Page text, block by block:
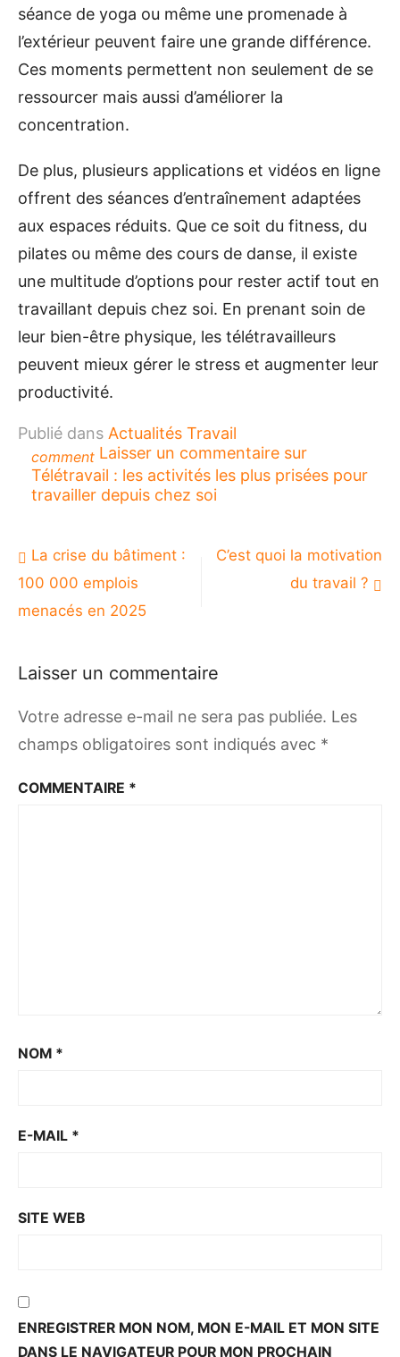
séance de yoga ou même une promenade à
l’extérieur peuvent faire une grande différence.
Ces moments permettent non seulement de se
ressourcer mais aussi d’améliorer la
concentration.
De plus, plusieurs applications et vidéos en ligne
offrent des séances d’entraînement adaptées
aux espaces réduits. Que ce soit du fitness, du
pilates ou même des cours de danse, il existe
une multitude d’options pour rester actif tout en
travaillant depuis chez soi. En prenant soin de
leur bien-être physique, les télétravailleurs
peuvent mieux gérer le stress et augmenter leur
productivité.
Publié dans Actualités Travail
comment Laisser un commentaire sur
Télétravail : les activités les plus prisées pour
travailler depuis chez soi
Navigation
de
l’article
La crise du bâtiment :
100 000 emplois
menacés en 2025
C’est quoi la motivation
du travail ?
Laisser un commentaire
Votre adresse e-mail ne sera pas publiée. Les
champs obligatoires sont indiqués avec *
COMMENTAIRE *
NOM *
E-MAIL *
SITE WEB
ENREGISTRER MON NOM, MON E-MAIL ET MON SITE
DANS LE NAVIGATEUR POUR MON PROCHAIN